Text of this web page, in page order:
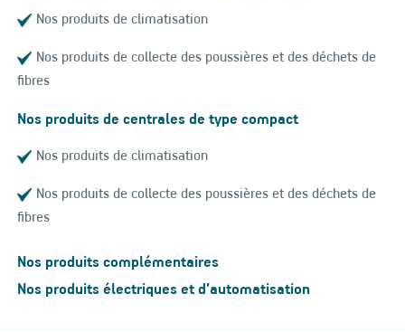
Nos produits de climatisation
Nos produits de collecte des poussières et des déchets de
fibres
Nos produits de centrales de type compact
Nos produits de climatisation
Nos produits de collecte des poussières et des déchets de
fibres
Nos produits complémentaires
Nos produits électriques et d’automatisation